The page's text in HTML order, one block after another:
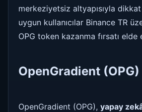
merkeziyetsiz altyapısıyla
uygun kullanıcılar Binance TR
OPG token kazanma fırsatı elde
OpenGradient
OpenGradient (OPG), yapay